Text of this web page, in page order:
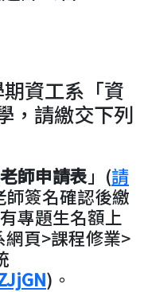
資工系「資
，請繳交下列
師申請表」(請
簽名確認後繳
專題生名額上
頁>課程修業>
)。